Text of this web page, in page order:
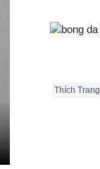
Thích Trang